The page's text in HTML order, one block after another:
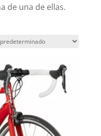
de una de ellas.